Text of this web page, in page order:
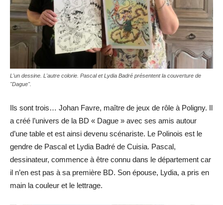
L'un dessine. L'autre colorie. Pascal et Lydia Badré présentent la couverture de
"Dague".
Ils sont trois… Johan Favre, maître de jeux de rôle à Poligny. Il
a créé l’univers de la BD « Dague » avec ses amis autour
d’une table et est ainsi devenu scénariste. Le Polinois est le
gendre de Pascal et Lydia Badré de Cuisia. Pascal,
dessinateur, commence à être connu dans le département car
il n’en est pas à sa première BD. Son épouse, Lydia, a pris en
main la couleur et le lettrage.